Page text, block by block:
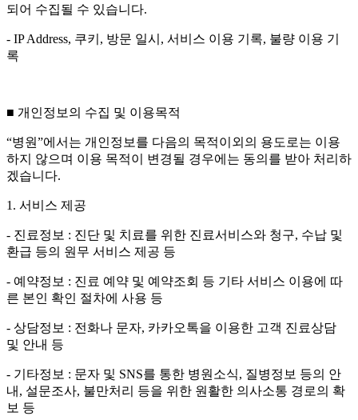
되어 수집될 수 있습니다.
- IP Address, 쿠키, 방문 일시, 서비스 이용 기록, 불량 이용 기
록
■ 개인정보의 수집 및 이용목적
“병원”에서는 개인정보를 다음의 목적이외의 용도로는 이용
하지 않으며 이용 목적이 변경될 경우에는 동의를 받아 처리하
겠습니다.
1. 서비스 제공
- 진료정보 : 진단 및 치료를 위한 진료서비스와 청구, 수납 및
환급 등의 원무 서비스 제공 등
- 예약정보 : 진료 예약 및 예약조회 등 기타 서비스 이용에 따
른 본인 확인 절차에 사용 등
- 상담정보 : 전화나 문자, 카카오톡을 이용한 고객 진료상담
및 안내 등
- 기타정보 : 문자 및 SNS를 통한 병원소식, 질병정보 등의 안
내, 설문조사, 불만처리 등을 위한 원활한 의사소통 경로의 확
보 등